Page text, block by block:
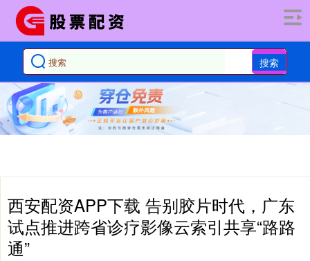
搜索
西安配资APP下载 告别胶片时代，广东
试点推进跨省诊疗影像云索引共享“路路
通”